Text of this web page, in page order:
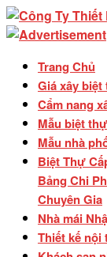
Trang Chủ
Giá xây
Cẩm nang
Mẫu biệt
Mẫu nhà
Biệt Thự
Bảng Chi
Chuyên Gia
Nhà mái
Thiết kế nội